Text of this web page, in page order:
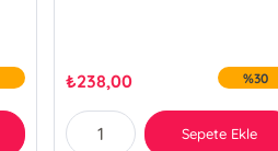
₺238,00 %30
Sepete Ekle